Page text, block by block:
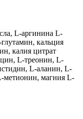
L-аргинина L-
кальция
калия цитрат
L-треонин, L-
L-аланин, L-
метионин, магния L-